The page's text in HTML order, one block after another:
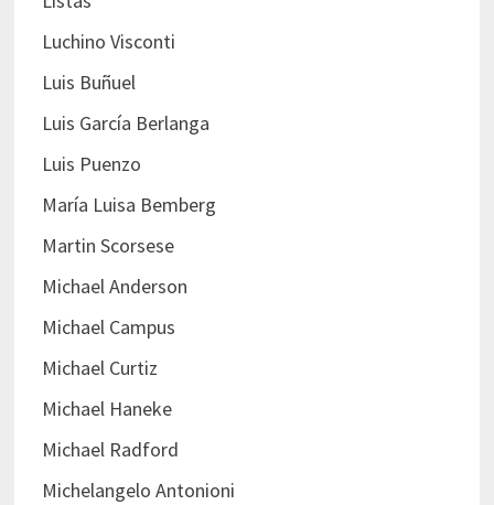
Luchino Visconti
Luis Buñuel
Luis García Berlanga
Luis Puenzo
María Luisa Bemberg
Martin Scorsese
Michael Anderson
Michael Campus
Michael Curtiz
Michael Haneke
Michael Radford
Michelangelo Antonioni